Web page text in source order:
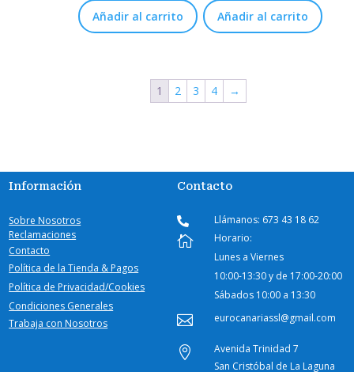
Añadir al carrito Añadir al carrito
1 2 3 4 →
Información
Sobre Nosotros
Reclamaciones
Contacto
Política de la Tienda & Pagos
Política de Privacidad/Cookies
Condiciones Generales
Trabaja con Nosotros
Contacto
 Llámanos: 673 43 18 62

Horario:
Lunes a Viernes
10:00-13:30 y de 17:00-20:00
Sábados 10:00 a 13:30
 eurocanariassl@gmail.com

Avenida Trinidad 7
San Cristóbal de La Laguna